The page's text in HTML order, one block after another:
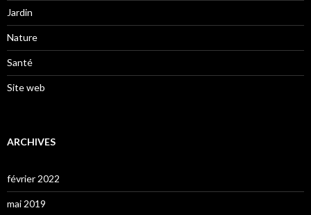
Jardin
Nature
Santé
Site web
ARCHIVES
février 2022
mai 2019